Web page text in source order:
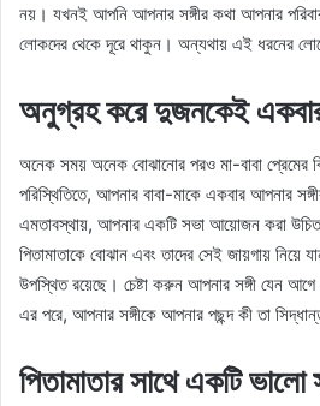
নয়। যখনই আপনি আপনার সঙ্গীর কথা আপনার
লোকদের থেকে দূরে থাকুন। অন্যথায় এই ধরনের
অনুগ্রহ করে দুজনকেই একবার
অনেক সময় অনেক বোঝানোর পরও মা-বাবা
পরিস্থিতিতে, আপনার বাবা-মাকে একবার আপনার
এমতাবস্থায়, আপনার একটি সভা আয়োজন করা
পিতামাতাকে বোঝান এবং তাদের সেই জায়গায় নিয়ে
উপস্থিত রয়েছে। চেষ্টা করুন আপনার সঙ্গী যেন আগে
এর পরে, আপনার সঙ্গীকে আপনার পছন্দ কী তা
পিতামাতার সাথে একটি